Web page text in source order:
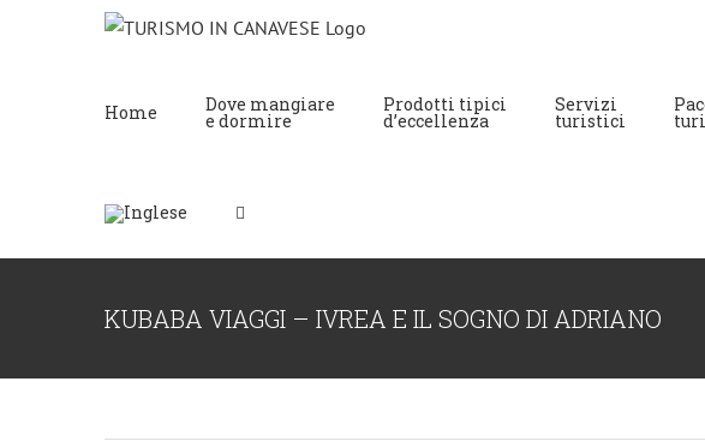
Home Dove mangiare
e dormire
Prodotti tipici
d’eccellenza
Servizi
turistici
KUBABA VIAGGI – IVREA E IL SOGNO DI ADRIANO